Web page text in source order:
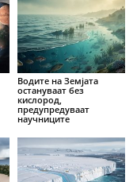
Водите на Земјата
остануваат без
кислород,
предупредуваат
научниците